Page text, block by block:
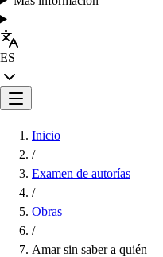
ES
Inicio
/
Examen de autorías
/
Obras
/
Amar sin saber a quién